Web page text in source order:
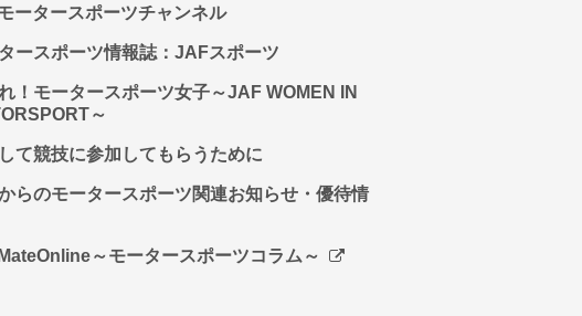
ータースポーツチャンネル
ースポーツ情報誌：JAFスポーツ
！モータースポーツ女子～JAF WOMEN IN
～
て競技に参加してもらうために
らのモータースポーツ関連お知らせ・優待情
～モータースポーツコラム～